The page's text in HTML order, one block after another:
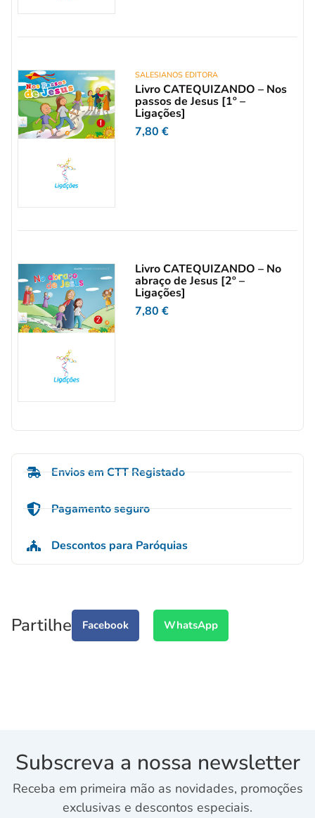
SALESIANOS EDITORA
Livro CATEQUIZANDO – Nos
passos de Jesus [1º –
Ligações]
7,80€
Livro CATEQUIZANDO – No
abraço de Jesus [2º –
Ligações]
7,80€
Envios em CTT Registado
Pagamento seguro
Descontos para Paróquias
Partilhe Facebook WhatsApp
Subscreva a nossa newsletter
Receba em primeira mão as novidades, promoções
exclusivas e descontos especiais.